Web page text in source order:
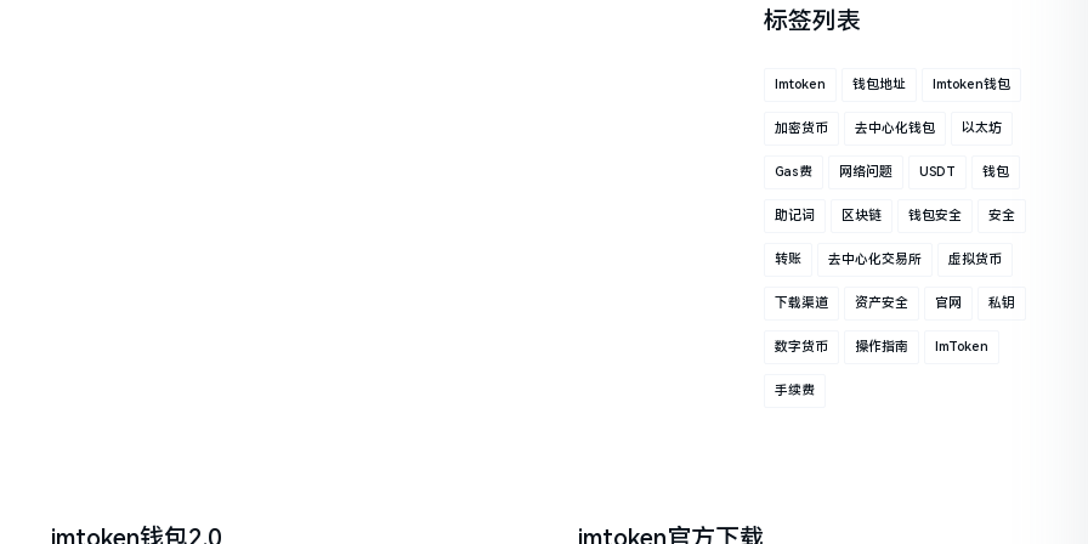
标签列表
Imtoken 钱包地址 Imtoken钱包
加密货币 去中心化钱包 以太坊
Gas费 网络问题 USDT 钱包
助记词 区块链 钱包安全 安全
转账 去中心化交易所 虚拟货币
下载渠道 资产安全 官网 私钥
数字货币 操作指南 ImToken
手续费